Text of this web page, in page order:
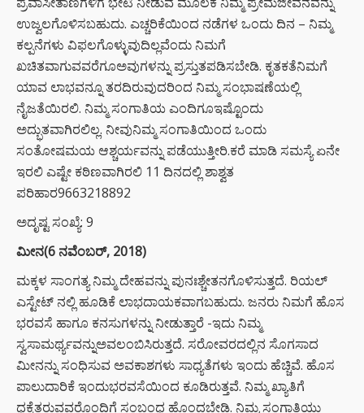
ಉಜ್ವಲಗೊಳಿಸಬಹುದು. ಎಚ್ಚರಿಕೆಯಿಂದ ನಡೆಗಳ ಒಂದು ದಿನ – ನಿಮ್ಮ
ಕಲ್ಪನೆಗಳು ವಿಫಲಗೊಳ್ಳುವುದಿಲ್ಲವೆಂದು ನಿಮಗೆ
ಖಚಿತವಾಗುವವರೆಗೂಅವುಗಳನ್ನು ಪ್ರಸ್ತುತಪಡಿಸಬೇಡಿ. ಕೃತಕತೆನಿಮಗೆ
ಯಾವ ಲಾಭವನ್ನೂ ತರದಿರುವುದರಿಂದ ನಿಮ್ಮ ಸಂಭಾಷಣೆಯಲ್ಲಿ
ನೈಜತೆಯಿರಲಿ. ನಿಮ್ಮ ಸಂಗಾತಿಯ ಎಂದಿಗೂಇಷ್ಟೊಂದು
ಅದ್ಭುತವಾಗಿರಲಿಲ್ಲ. ನೀವುನಿಮ್ಮ ಸಂಗಾತಿಯಿಂದ ಒಂದು
ಸಂತೋಷಮಯ ಆಶ್ಚರ್ಯವನ್ನು ಪಡೆಯುತ್ತೀರಿ.ಕರೆ ಮಾಡಿ ಸಮಸ್ಯೆ ಏನೇ
ಇರಲಿ ಎಷ್ಟೇ ಕಠಿಣವಾಗಿರಲಿ 11 ದಿನದಲ್ಲಿ ಶಾಶ್ವತ
ಪರಿಹಾರ9663218892
ಅದೃಷ್ಟ ಸಂಖ್ಯೆ: 9
ಮೀನ(6 ನವೆಂಬರ್, 2018)
ಮಕ್ಕಳ ಸಾಂಗತ್ಯ ನಿಮ್ಮ ದೇಹವನ್ನು ಪುನಃಶ್ಚೇತನಗೊಳಿಸುತ್ತದೆ. ರಿಯಲ್
ಎಸ್ಟೇಟ್ ನಲ್ಲಿ ಹೂಡಿಕೆ ಲಾಭದಾಯಕವಾಗಬಹುದು. ಜನರು ನಿಮಗೆ ಹೊಸ
ಭರವಸೆ ಹಾಗೂ ಕನಸುಗಳನ್ನು ನೀಡುತ್ತಾರೆ -ಇದು ನಿಮ್ಮ
ಸ್ವಸಾಮರ್ಥ್ಯವನ್ನುಅವಲಂಬಿಸಿರುತ್ತದೆ. ಸರೋವರದಲ್ಲಿನ ಸೊಗಸಾದ
ಮೀನನ್ನು ಸಂಧಿಸುವ ಅವಕಾಶಗಳು ಸಾಧ್ಯತೆಗಳು ಇಂದು ಹೆಚ್ಚಿವೆ. ಹೊಸ
ಪಾಲುದಾರಿಕೆ ಇಂದುಭರವಸೆಯಿಂದ ಕೂಡಿರುತ್ತವೆ. ನಿಮ್ಮ ಖ್ಯಾತಿಗೆ
ಧಕ್ಕೆತರುವವರೊಂದಿಗೆ ಸಂಬಂಧ ಹೊಂದಬೇಡಿ. ನಿಮ್ಮ ಸಂಗಾತಿಯು